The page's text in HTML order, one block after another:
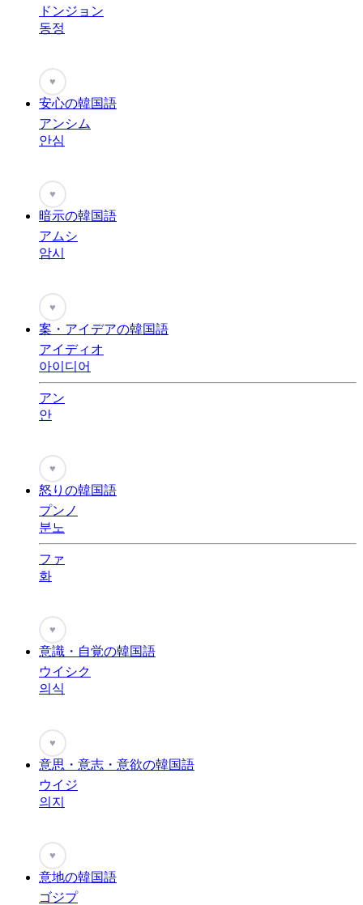
ドンジョン
동정
♥
安心の韓国語
アンシム
안심
♥
暗示の韓国語
アムシ
암시
♥
案・アイデアの韓国語
アイディオ
아이디어
アン
안
♥
怒りの韓国語
プンノ
분노
ファ
화
♥
意識・自覚の韓国語
ウイシク
의식
♥
意思・意志・意欲の韓国語
ウイジ
의지
♥
意地の韓国語
ゴジプ